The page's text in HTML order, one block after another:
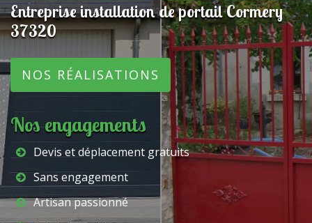
Entreprise installation de portail Cormery
37320
NOS RÉALISATIONS
Nos engagements
Devis et déplacement gratuits
Sans engagement
Artisan passionné